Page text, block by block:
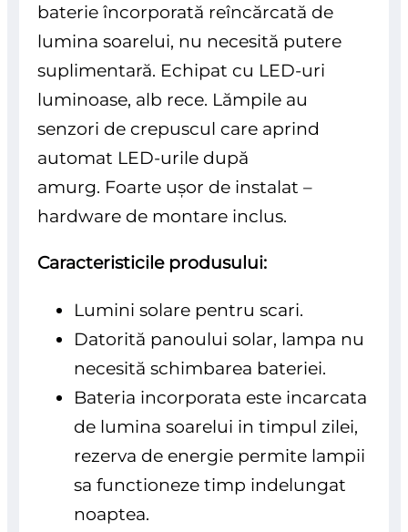
baterie încorporată reîncărcată de
lumina soarelui, nu necesită putere
suplimentară. Echipat cu LED-uri
luminoase, alb rece. Lămpile au
senzori de crepuscul care aprind
automat LED-urile după
amurg. Foarte ușor de instalat –
hardware de montare inclus.
Caracteristicile produsului:
Lumini solare pentru scari.
Datorită panoului solar, lampa nu
necesită schimbarea bateriei.
Bateria incorporata este incarcata
de lumina soarelui in timpul zilei,
rezerva de energie permite lampii
sa functioneze timp indelungat
noaptea.